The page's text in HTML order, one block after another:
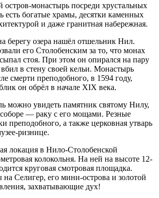
остров‑монастырь посреди хрустальных
есть богатые храмы, десятки каменных
и даже гранитная набережная.
берегу озера нашёл отшельник Нил.
его Столобенским за то, что монах
стоя. При этом он опирался на пару
в стену своей кельи. Монастырь
смерти преподобного, в 1594 году,
он обрёл в начале XIX века.
можно увидеть памятник святому Нилу,
— раку с его мощами. Резные
преподобного, а также церковная утварь
локация в Нило‑Столобенской
колокольня. На ней на высоте 12-
круговая смотровая площадка.
Селигер, его мини‑острова и золотой
захватывающие дух!